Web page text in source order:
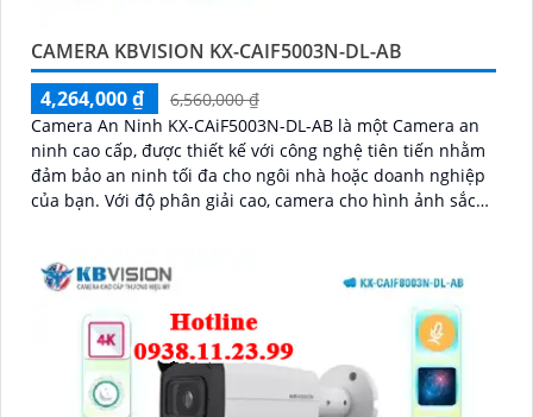
CAMERA KBVISION KX-CAIF5003N-DL-AB
4,264,000 ₫
6,560,000 ₫
Camera An Ninh KX-CAiF5003N-DL-AB là một Camera an
ninh cao cấp, được thiết kế với công nghệ tiên tiến nhằm
đảm bảo an ninh tối đa cho ngôi nhà hoặc doanh nghiệp
của bạn. Với độ phân giải cao, camera cho hình ảnh sắc